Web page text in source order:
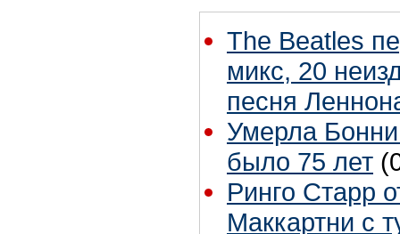
The Beatles
микс, 20
песня
Умерла
было 75 лет
Ринго Старр
Маккартни с